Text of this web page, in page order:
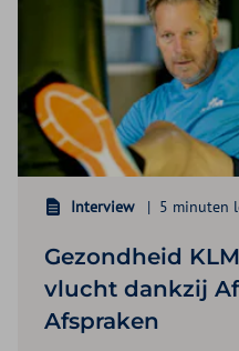
Interview 5 minuten
Gezondheid
vlucht dankzij
Afspraken